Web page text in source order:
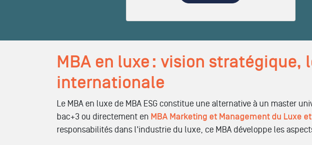
MBA en luxe : vision
internationale
Le MBA en luxe de MBA ESG constitue une alternative à un master
bac+3 ou directement en MBA Marketing et Management du Luxe
responsabilités dans l'industrie du luxe, ce MBA développe les